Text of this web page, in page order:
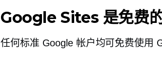
Google Sites 是免费的
任何标准 Google 帐户均可免费使用